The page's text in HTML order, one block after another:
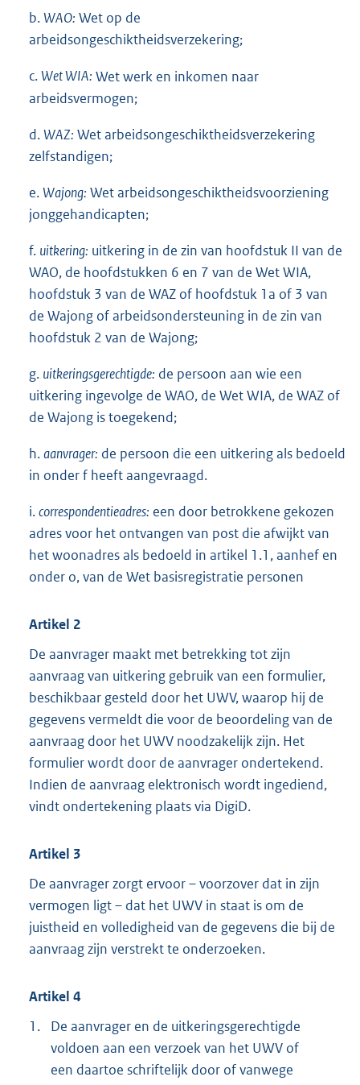
b.WAO: Wet op de
arbeidsongeschiktheidsverzekering;
c.Wet WIA: Wet werk en inkomen naar
arbeidsvermogen;
d.WAZ: Wet arbeidsongeschiktheidsverzekering
zelfstandigen;
e.Wajong: Wet arbeidsongeschiktheidsvoorziening
jonggehandicapten;
f. uitkering: uitkering in de zin van hoofdstuk II van de
WAO, de hoofdstukken 6 en 7 van de Wet WIA,
hoofdstuk 3 van de WAZ of hoofdstuk 1a of 3 van
de Wajong of arbeidsondersteuning in de zin van
hoofdstuk 2 van de Wajong;
g. uitkeringsgerechtigde: de persoon aan wie een
uitkering ingevolge de WAO, de Wet WIA, de WAZ of
de Wajong is toegekend;
h.aanvrager: de persoon die een uitkering als bedoeld
in onder f heeft aangevraagd.
i.correspondentieadres: een door betrokkene gekozen
adres voor het ontvangen van post die afwijkt van
het woonadres als bedoeld in artikel 1.1, aanhef en
onder o, van de Wet basisregistratie personen
Artikel 2
De aanvrager maakt met betrekking tot zijn
aanvraag van uitkering gebruik van een formulier,
beschikbaar gesteld door het UWV, waarop hij de
gegevens vermeldt die voor de beoordeling van de
aanvraag door het UWV noodzakelijk zijn. Het
formulier wordt door de aanvrager ondertekend.
Indien de aanvraag elektronisch wordt ingediend,
vindt ondertekening plaats via DigiD.
Artikel 3
De aanvrager zorgt ervoor – voorzover dat in zijn
vermogen ligt – dat het UWV in staat is om de
juistheid en volledigheid van de gegevens die bij de
aanvraag zijn verstrekt te onderzoeken.
Artikel 4
1.
De aanvrager en de uitkeringsgerechtigde
voldoen aan een verzoek van het UWV of
een daartoe schriftelijk door of vanwege